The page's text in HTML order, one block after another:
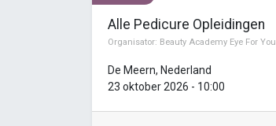
Alle Pedicure Opleidingen
Organisator: Beauty Academy Eye For You
De Meern, Nederland
23 oktober 2026 - 10:00